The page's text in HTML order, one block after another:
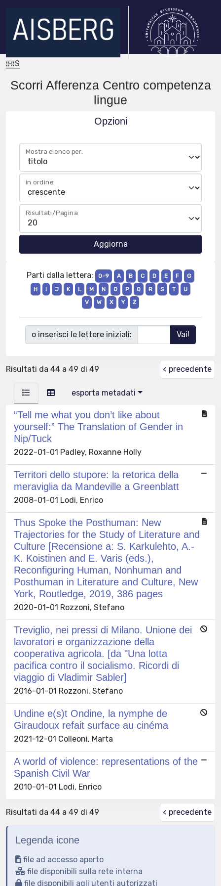
IRIS
Scorri Afferenza Centro competenza
lingue
Opzioni
Mostra elenco per:
in ordine:
Risultati/Pagina
Parti dalla lettera: 0-9 A B C D E F
G
H
I J K L M N O P Q R S T
U
V
W X Y Z
o inserisci le lettere iniziali:
Risultati da 44 a 49 di 49 < precedente
esporta metadati
“Tell me what you don’t like about
yourself:” The Translation of Gender in
Nip/Tuck
2022-01-01 Padley, Roxanne Holly
Territori dello stupore: la retorica della
meraviglia da Mandeville a Greenblatt
2008-01-01 Lodi, Enrico
Thus Spoke the Posthuman: New
Trajectories for the Study of Literature and
Culture [Recensione a: S. Karkulehto, A.-
K. Koistinen and E. Varis (eds.),
Reconfiguring Human, Nonhuman and
Posthuman in Literature and Culture, New
York, Routledge, 2019, 386 pages
2020-01-01 Rozzoni, Stefano
Treviglio, nei pressi di Milano. Unione dei
lavoratori e organizzazione della
cooperativa agricola. [da "Una lotta
pacifica contro il socialismo. Ricordi di
viaggio di Vladimir Sabler]
2016-01-01 Rozzoni, Stefano
Undine e(s)t Ondine, la nymphe de
Giraudoux refait surface au cinéma
2021-12-01 Colleoni, Marta
A world of violence: representations of the
Spanish Civil War
2010-01-01 Lodi, Enrico
Risultati da 44 a 49 di 49 < precedente
Legenda icone
file ad accesso aperto
file disponibili sulla rete interna
file disponibili agli utenti autorizzati